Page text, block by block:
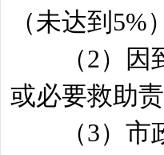
（未达到
（2）因到
或必要救助
（3）市政